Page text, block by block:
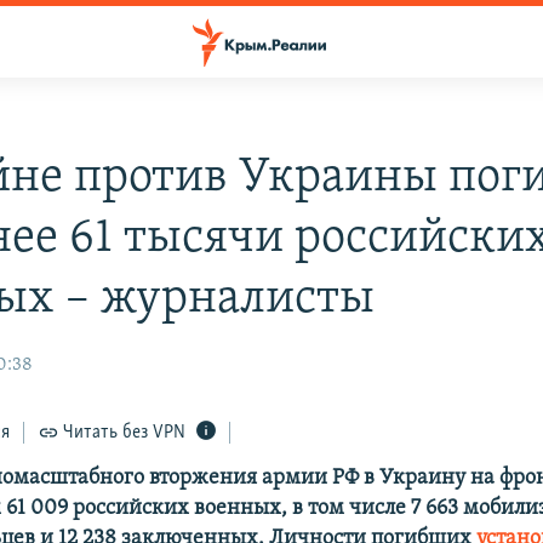
против Украины
61 тысячи
– журналисты
Читать без VPN
вторжения армии РФ в Украину на
009 российских военных, в том числе 7 663